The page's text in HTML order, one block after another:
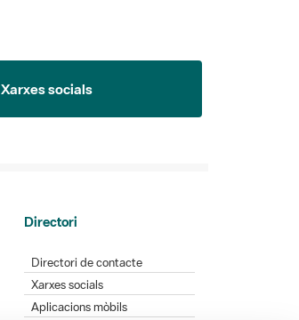
Xarxes socials
Directori
Directori de contacte
Xarxes socials
Aplicacions mòbils